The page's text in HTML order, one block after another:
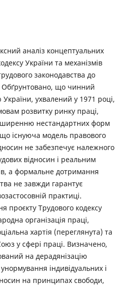
аналіз концептуальних
України та механізмів
законодавства до
Обґрунтовано, що чинний
ухвалений у 1971 році,
розвитку ринку праці,
нестандартних форм
існуюча модель правового
не забезпечує належного
відносин і реальним
а формальне дотримання
не завжди гарантує
практиці.
проєкту Трудового кодексу
організація праці,
хартія (переглянута) та
у сфері праці. Визначено,
на дерадянізацію
індивідуальних і
на принципах свободи,